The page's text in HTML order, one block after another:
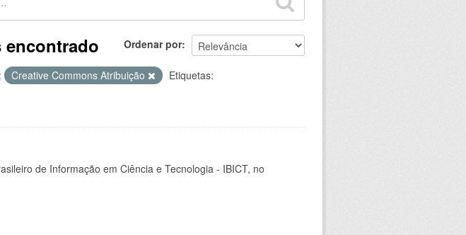
Ordenar por
Creative Commons Atribuição
Etiquetas:
de Informação em Ciência e Tecnologia - IBICT, no